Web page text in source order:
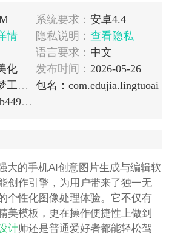
系统要求： 安卓4.4
情 隐私说明： 查看隐私
语言要求： 中文
化 发布时间： 2026-05-26
开发者：北京助梦工场科技有限公司
包名：com.edujia.lingtuoai
MD5：6f3765bccb449c3b672daf34676d34f9
大的手机AI创意图片生成与编辑软
创作引擎，为用户带来了独一无
个性化图像处理体验。它不仅有
美模板，更在操作便捷性上做到
计师还是普通爱好者都能轻松驾